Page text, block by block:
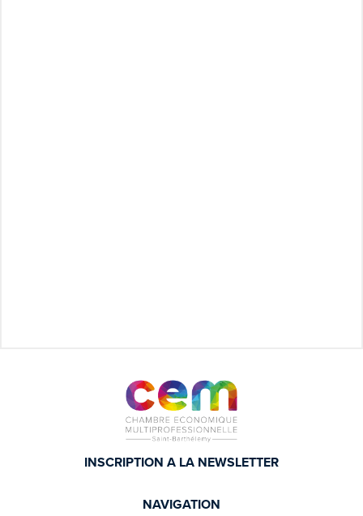
NAVIGATION
INSCRIPTION A LA NEWSLETTER